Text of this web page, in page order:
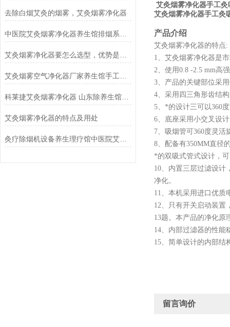
去除白烟艾灸的烟雾，艾灸烟雾净化器
科莱捷艾灸烟雾净化器 山东除养生馆艾烟设备
艾灸烟雾净化器的特点及用处
灸疗除烟机设备养生理疗馆中医院艾灸烟雾净化器
艾灸烟雾净化器手工
艾灸烟雾净化器手工灸
产品介绍
艾灸烟雾净化器的特点:
1、艾灸烟雾净化器是
2、使用0.8 -2.5 mm高
3、产品的关键部位采
4、采用四三角形齿结
5、*的设计三可以360
6、底座采用小交叉设
7、吸烟管可360度灵
8、配备有350MM直径
*的双吸式管式设计，
10、内置三层过滤设计
净化。
11、本机采用进口优质
12、只有开关启动装置
13题。本产品的净化原
14、内部过滤器的性能
15、简单设计的内部结
留言询价